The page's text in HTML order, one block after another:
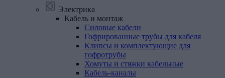
Электрика
Кабель и монтаж
Силовые кабели
Гофрированные трубы для кабеля
Клипсы и комплектующие для
гофротрубы
Хомуты и стяжки кабельные
Кабель-каналы